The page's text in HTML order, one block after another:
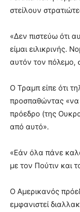
στείλουν
«Δεν πιστεύω ότι
είμαι ειλικρινής.
αυτόν τον πόλεμο,
Ο Τραμπ είπε ότι
προσπαθώντας «να
πρόεδρο (της
από αυτό».
«Εάν όλα πάνε
με τον Πούτιν και
Ο Αμερικανός
εμφανιστεί